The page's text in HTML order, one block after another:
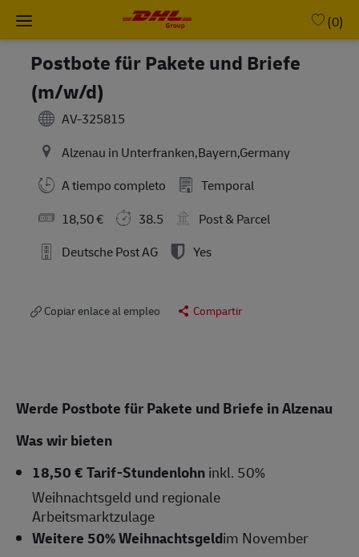
Skip to main content
(0)
Postbote für Pakete und Briefe
(m/w/d)
AV-325815
Alzenau in Unterfranken,Bayern,Germany
A tiempo completo
Temporal
18,50 €
38.5
Post & Parcel
Deutsche Post AG
Yes
Copiar enlace al empleo Compartir
Werde Postbote für Pakete und Briefe in Alzenau
Was wir bieten
18,50 € Tarif-Stundenlohninkl. 50%
Weihnachtsgeld und regionale
Arbeitsmarktzulage
Weitere 50% Weihnachtsgeldim November